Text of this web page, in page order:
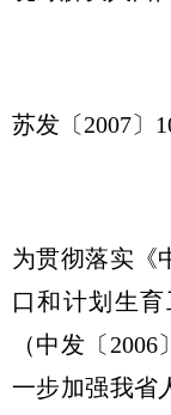
苏发〔2007〕
为贯彻落实《
口和计划生
（中发〔
一步加强我省